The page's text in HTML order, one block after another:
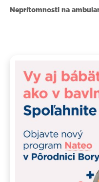
Neprítomnosti na